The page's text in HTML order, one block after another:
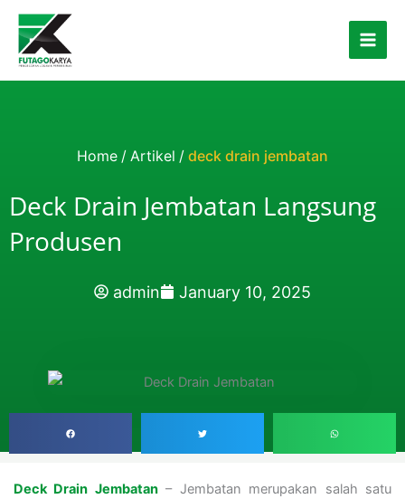
Skip to content
Home / Artikel / deck drain jembatan
Deck Drain Jembatan Langsung
Produsen
admin January 10, 2025
Deck Drain Jembatan– Jembatan merupakan salah satu